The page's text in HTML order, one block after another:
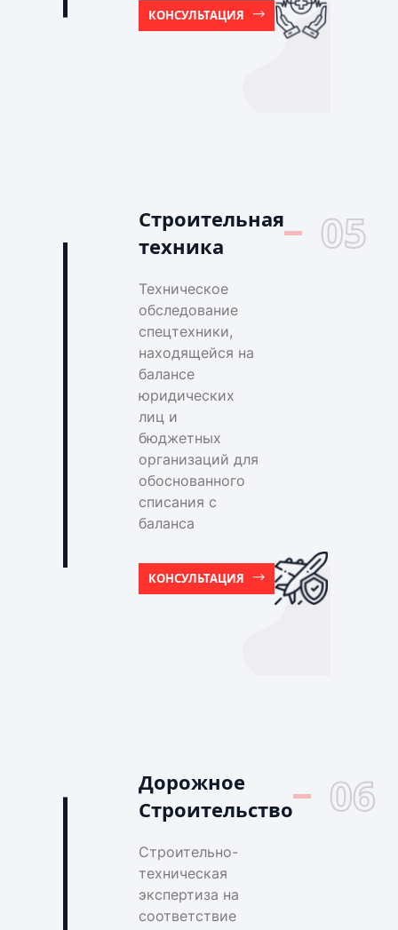
КОНСУЛЬТАЦИЯ
Строительная
техника
05
Техническое
обследование
спецтехники,
находящейся на
балансе
юридических
лиц и
бюджетных
организаций для
обоснованного
списания с
баланса
КОНСУЛЬТАЦИЯ
Дорожное
Строительство
06
Строительно-
техническая
экспертиза на
соответствие